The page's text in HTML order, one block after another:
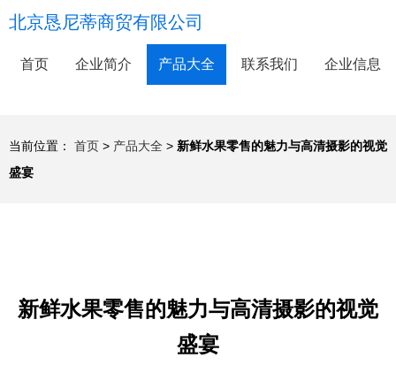
北京恳尼蒂商贸有限公司
首页 企业简介 产品大全 联系我们 企业信息
当前位置： 首页 > 产品大全 > 新鲜水果零售的魅力与高清摄影的视觉
盛宴
新鲜水果零售的魅力与高清摄影的视觉
盛宴